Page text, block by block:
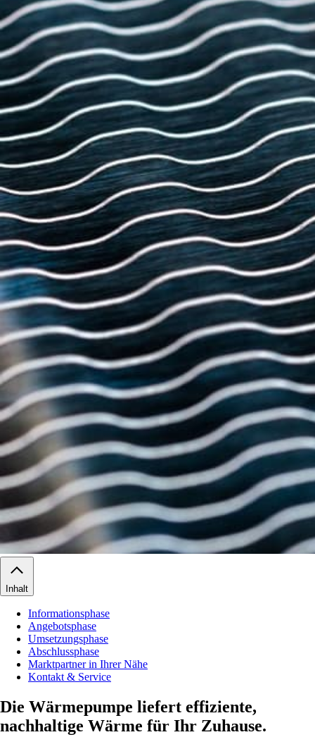
Inhalt
Informationsphase
Angebotsphase
Umsetzungsphase
Abschlussphase
Marktpartner in Ihrer Nähe
Kontakt & Service
Die Wärmepumpe liefert effiziente,
nachhaltige Wärme für Ihr Zuhause.